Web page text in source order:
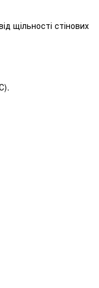
щільності стінових